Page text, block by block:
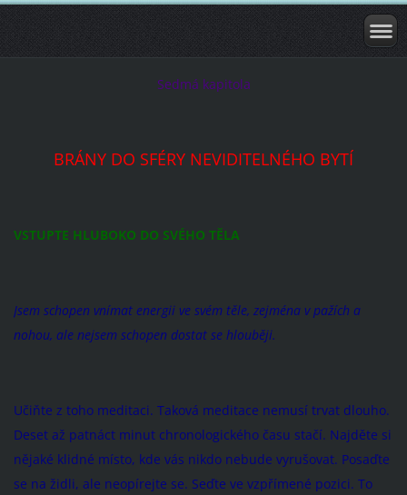
Sedmá kapitola
BRÁNY DO SFÉRY NEVIDITELNÉHO BYTÍ
VSTUPTE HLUBOKO DO SVÉHO TĚLA
Jsem schopen vnímat energii ve svém těle, zejména v pažích a
nohou, ale nejsem schopen dostat se hlouběji.
Učiňte z toho meditaci. Taková meditace nemusí trvat dlouho.
Deset až patnáct minut chronologického času stačí. Najděte si
nějaké klidné místo, kde vás nikdo nebude vyrušovat. Posaďte
se na židli, ale neopírejte se. Seďte ve vzpřímené pozici. To